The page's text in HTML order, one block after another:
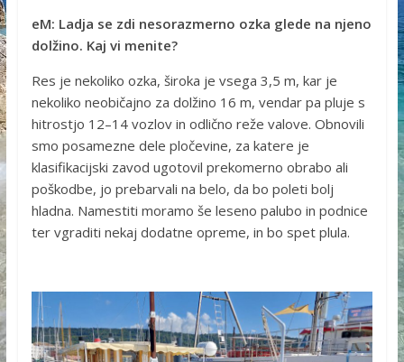
eM: Ladja se zdi nesorazmerno ozka glede na njeno
dolžino. Kaj vi menite?
Res je nekoliko ozka, široka je vsega 3,5 m, kar je
nekoliko neobičajno za dolžino 16 m, vendar pa pluje s
hitrostjo 12–14 vozlov in odlično reže valove. Obnovili
smo posamezne dele pločevine, za katere je
klasifikacijski zavod ugotovil prekomerno obrabo ali
poškodbe, jo prebarvali na belo, da bo poleti bolj
hladna. Namestiti moramo še leseno palubo in podnice
ter vgraditi nekaj dodatne opreme, in bo spet plula.